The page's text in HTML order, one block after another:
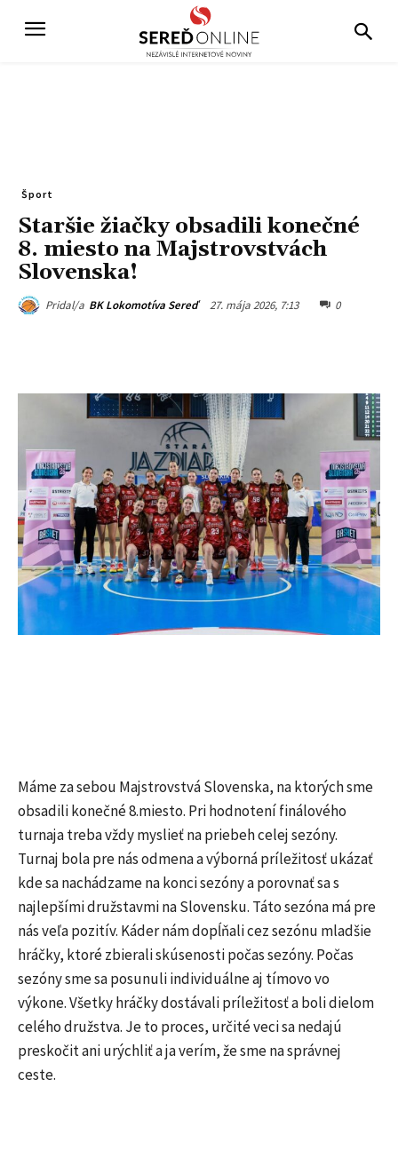
Šport
Staršie žiačky obsadili konečné
8. miesto na Majstrovstvách
Slovenska!
Pridal/a BK Lokomotíva Sereď 27. mája 2026, 7:13 0
Máme za sebou Majstrovstvá Slovenska, na ktorých sme
obsadili konečné 8.miesto. Pri hodnotení finálového
turnaja treba vždy myslieť na priebeh celej sezóny.
Turnaj bola pre nás odmena a výborná príležitosť ukázať
kde sa nachádzame na konci sezóny a porovnať sa s
najlepšími družstavmi na Slovensku. Táto sezóna má pre
nás veľa pozitív. Káder nám dopĺňali cez sezónu mladšie
hráčky, ktoré zbierali skúsenosti počas sezóny. Počas
sezóny sme sa posunuli individuálne aj tímovo vo
výkone. Všetky hráčky dostávali príležitosť a boli dielom
celého družstva. Je to proces, určité veci sa nedajú
preskočit ani urýchliť a ja verím, že sme na správnej
ceste.